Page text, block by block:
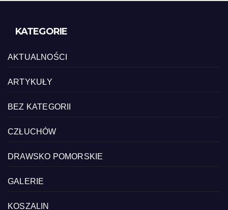
KATEGORIE
AKTUALNOŚCI
ARTYKUŁY
BEZ KATEGORII
CZŁUCHÓW
DRAWSKO POMORSKIE
GALERIE
KOSZALIN